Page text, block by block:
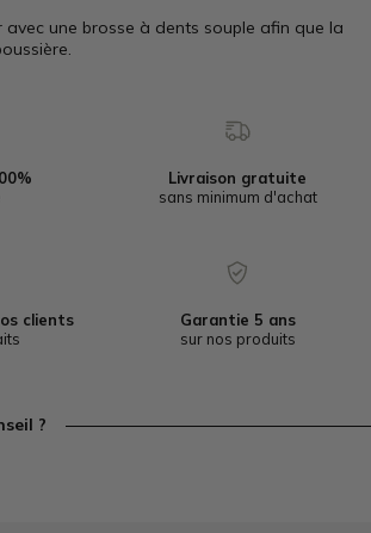
une brosse à dents souple afin que la
Livraison gratuite
sans minimum d'achat
clients
Garantie 5 ans
sur nos produits
?